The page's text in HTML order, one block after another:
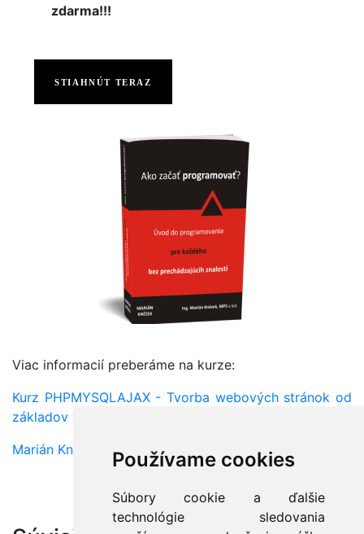
Používame cookies
Súbory cookie a ďalšie
technológie sledovania
zdarma!!!
STIAHNÚT TERAZ
Viac informacií preberáme na kurze:
Kurz PHPMYSQLAJAX - Tvorba webových stránok od
základov v PHP a MySQL
Marián Knězek